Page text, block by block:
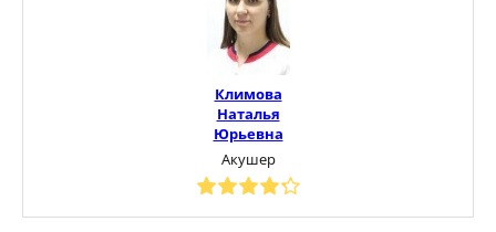
Климова
Наталья
Юрьевна
Акушер